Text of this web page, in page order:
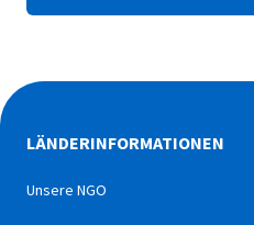
LÄNDERINFORMATIONEN
Unsere NGO